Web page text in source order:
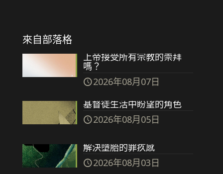
來自部落格
上帝接受所有宗教的崇拜
嗎？
2026年08月07日
基督徒生活中盼望的角色
2026年08月05日
解決墮胎的罪疚感
2026年08月03日